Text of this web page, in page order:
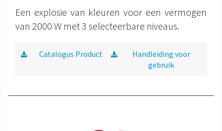
Een explosie van kleuren voor een vermogen
van 2000 W met 3 selecteerbare niveaus.
Catalogus Product
Handleiding voor
gebruik